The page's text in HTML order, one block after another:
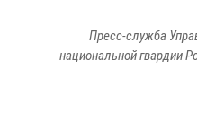
Пресс-служба
национальной гвардии